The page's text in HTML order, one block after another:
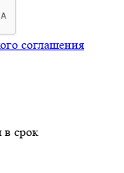
соглашения
в срок